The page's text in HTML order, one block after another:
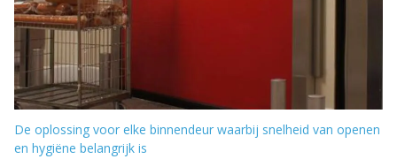
De oplossing voor elke binnendeur waarbij snelheid van openen
en hygiëne belangrijk is